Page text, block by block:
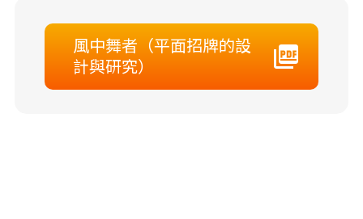
風中舞者（平面招牌的設
計與研究）